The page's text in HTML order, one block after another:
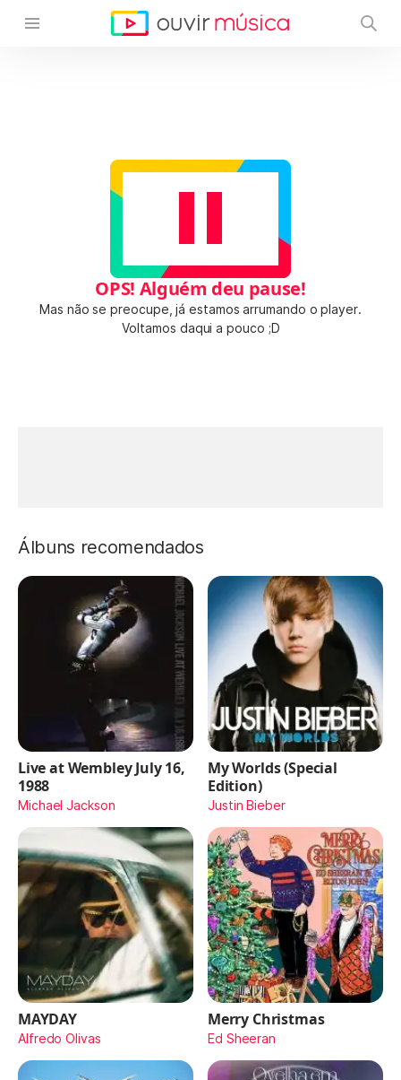
OPS! Alguém deu pause!
Mas não se preocupe, já estamos arrumando o player.
Voltamos daqui a pouco ;D
Álbuns recomendados
Live at Wembley July 16,
1988
Michael Jackson
My Worlds (Special
Edition)
Justin Bieber
MAYDAY
Alfredo Olivas
Merry Christmas
Ed Sheeran